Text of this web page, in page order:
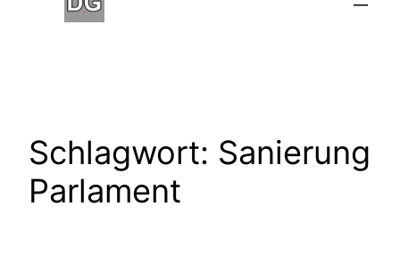
Schlagwort: Sanierung
Parlament